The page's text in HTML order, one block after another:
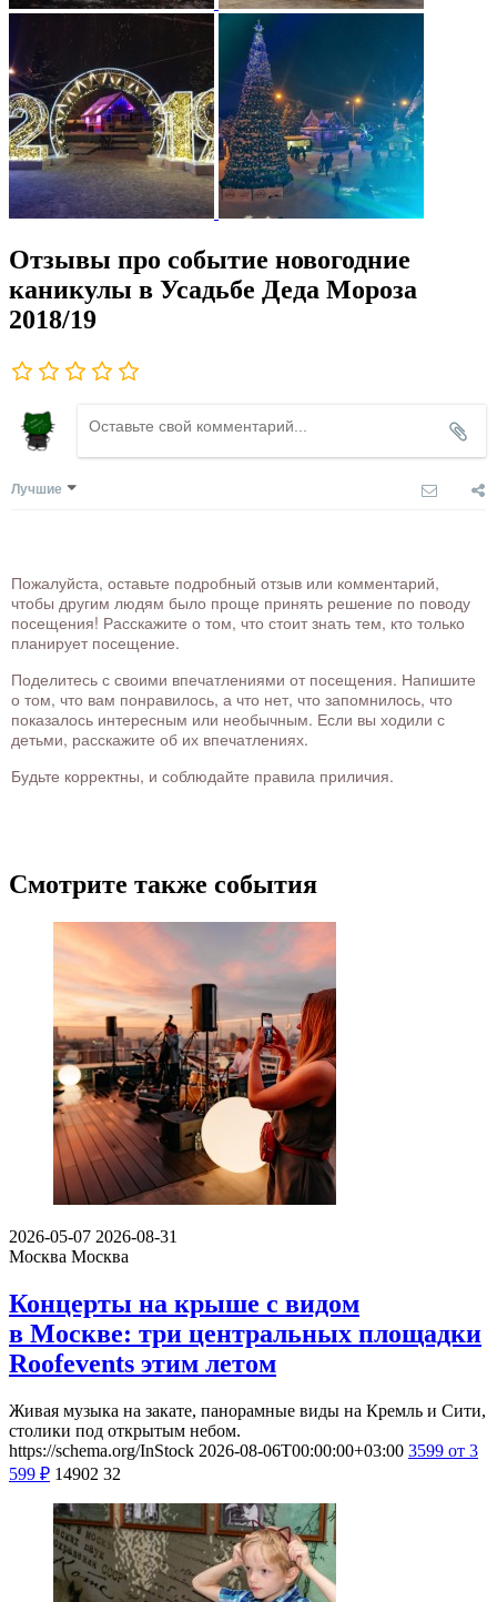
Отзывы про событие новогодние
каникулы в Усадьбе Деда Мороза
2018/19
Лучшие
Пожалуйста, оставьте подробный отзыв или комментарий,
чтобы другим людям было проще принять решение по поводу
посещения! Расскажите о том, что стоит знать тем, кто только
планирует посещение.
Поделитесь с своими впечатлениями от посещения. Напишите
о том, что вам понравилось, а что нет, что запомнилось, что
показалось интересным или необычным. Если вы ходили с
детьми, расскажите об их впечатлениях.
Будьте корректны, и соблюдайте правила приличия.
Смотрите также события
2026-05-07 2026-08-31
Москва Москва
Концерты на крыше с видом
в Москве: три центральных площадки
Roofevents этим летом
Живая музыка на закате, панорамные виды на Кремль и Сити,
столики под открытым небом.
https://schema.org/InStock 2026-08-06T00:00:00+03:00 3599 от 3
599 ₽ 14902 32